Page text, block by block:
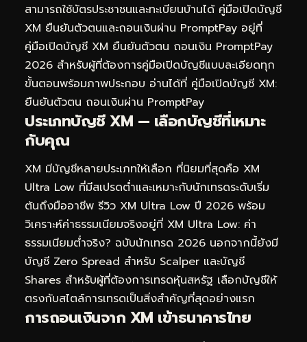
สามารถใช้บัตรประชาชนและทะเบียนบ้านได้ คู่มือเปิดบัญชี
XM ยืนยันตัวตนและถอนเงินผ่าน PromptPay อยู่ที่
คู่มือเปิดบัญชี XM ยืนยันตัวตน ถอนเงิน PromptPay
2026 สำหรับผู้ที่ต้องการคู่มือเปิดบัญชีแบบละเอียดทุก
ขั้นตอนพร้อมภาพประกอบ อ่านได้ที่ คู่มือเปิดบัญชี XM:
ยืนยันตัวตน ถอนเงินผ่าน PromptPay
ประเภทบัญชี XM — เลือกบัญชีที่เหมาะ
กับคุณ
XM มีบัญชีหลายประเภทให้เลือก ที่นิยมที่สุดคือ XM
Ultra Low ที่มีสเปรดต่ำและเหมาะกับนักเทรดระดับเริ่ม
ต้นถึงมืออาชีพ รีวิว XM Ultra Low ปี 2026 พร้อม
วิเคราะห์ค่าธรรมเนียมจริงอยู่ที่ XM Ultra Low: ค่า
ธรรมเนียมต่ำจริง? ฉบับนักเทรด 2026 นอกจากนี้ยังมี
บัญชี Zero Spread สำหรับ Scalper และบัญชี
Shares สำหรับผู้ที่ต้องการเทรดหุ้นสหรัฐ เลือกบัญชีให้
ตรงกับสไตล์การเทรดเป็นสิ่งสำคัญที่สุดอย่างแรก
การถอนเงินจาก XM เข้าธนาคารไทย